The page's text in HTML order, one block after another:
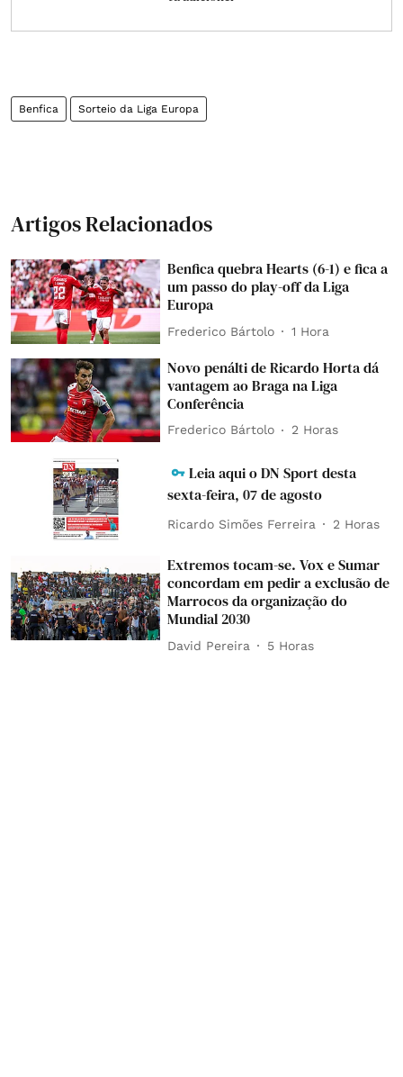
Benfica Sorteio da Liga Europa
Artigos Relacionados
Benfica quebra Hearts (6-1) e fica a
um passo do play-off da Liga
Europa
Frederico Bártolo 1 Hora
Novo penálti de Ricardo Horta dá
vantagem ao Braga na Liga
Conferência
Frederico Bártolo 2 Horas
Leia aqui o DN Sport desta
sexta-feira, 07 de agosto
Ricardo Simões Ferreira 2 Horas
Extremos tocam-se. Vox e Sumar
concordam em pedir a exclusão de
Marrocos da organização do
Mundial 2030
David Pereira 5 Horas